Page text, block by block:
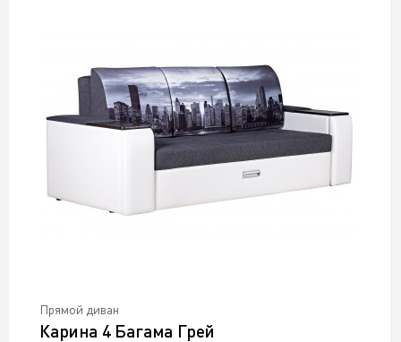
Прямой диван
Карина 4 Багама Грей